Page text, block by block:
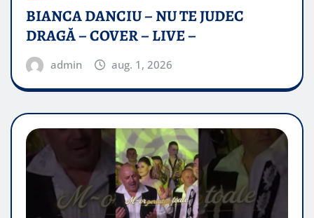
BIANCA DANCIU – NU TE JUDEC
DRAGĂ – COVER – LIVE –
admin aug. 1, 2026